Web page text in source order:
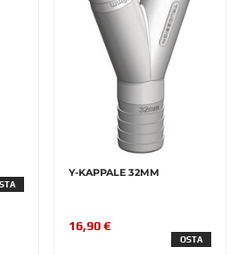
Y-KAPPALE 32MM
16,90 €
OSTA